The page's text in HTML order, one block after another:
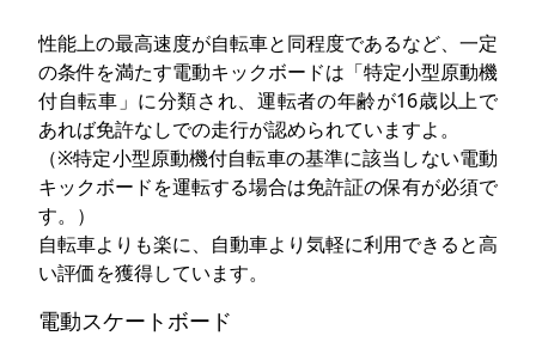
性能上の最高速度が自転車と同程度であるなど、一定
の条件を満たす電動キックボードは「特定小型原動機
付自転車」に分類され、運転者の年齢が16歳以上で
あれば免許なしでの走行が認められていますよ。
（※特定小型原動機付自転車の基準に該当しない電動
キックボードを運転する場合は免許証の保有が必須で
す。）
自転車よりも楽に、自動車より気軽に利用できると高
い評価を獲得しています。
電動スケートボード